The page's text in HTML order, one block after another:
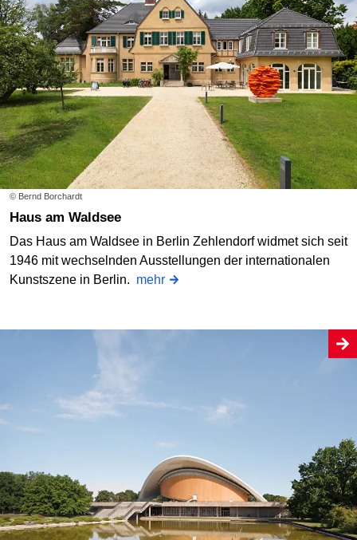
© Bernd Borchardt
Haus am Waldsee
Das Haus am Waldsee in Berlin Zehlendorf widmet sich seit
1946 mit wechselnden Ausstellungen der internationalen
Kunstszene in Berlin. mehr